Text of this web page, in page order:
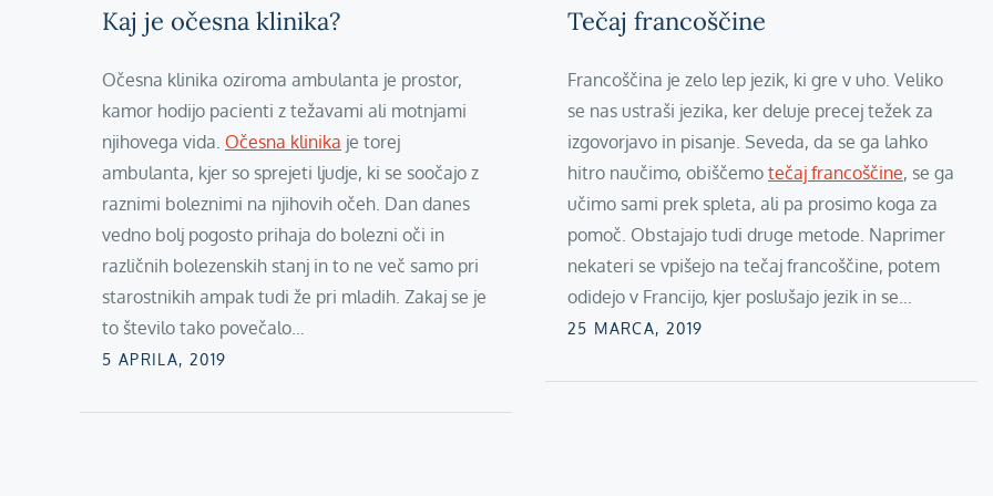
Kaj je očesna klinika?
Očesna klinika oziroma ambulanta je prostor,
kamor hodijo pacienti z težavami ali motnjami
njihovega vida. Očesna klinika je torej
ambulanta, kjer so sprejeti ljudje, ki se soočajo z
raznimi boleznimi na njihovih očeh. Dan danes
vedno bolj pogosto prihaja do bolezni oči in
različnih bolezenskih stanj in to ne več samo pri
starostnikih ampak tudi že pri mladih. Zakaj se je
to število tako povečalo…
Posted
5 APRILA, 2019
Tečaj francoščine
Francoščina je zelo lep jezik, ki gre v uho. Veliko
se nas ustraši jezika, ker deluje precej težek za
izgovorjavo in pisanje. Seveda, da se ga lahko
hitro naučimo, obiščemo tečaj francoščine, se ga
učimo sami prek spleta, ali pa prosimo koga za
pomoč. Obstajajo tudi druge metode. Naprimer
nekateri se vpišejo na tečaj francoščine, potem
odidejo v Francijo, kjer poslušajo jezik in se…
Posted
25 MARCA, 2019